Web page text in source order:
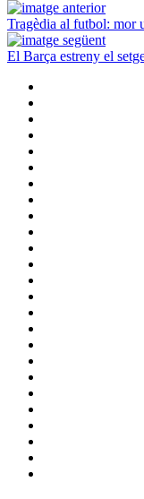
Tragèdia al futbol: mor
El Barça estreny el